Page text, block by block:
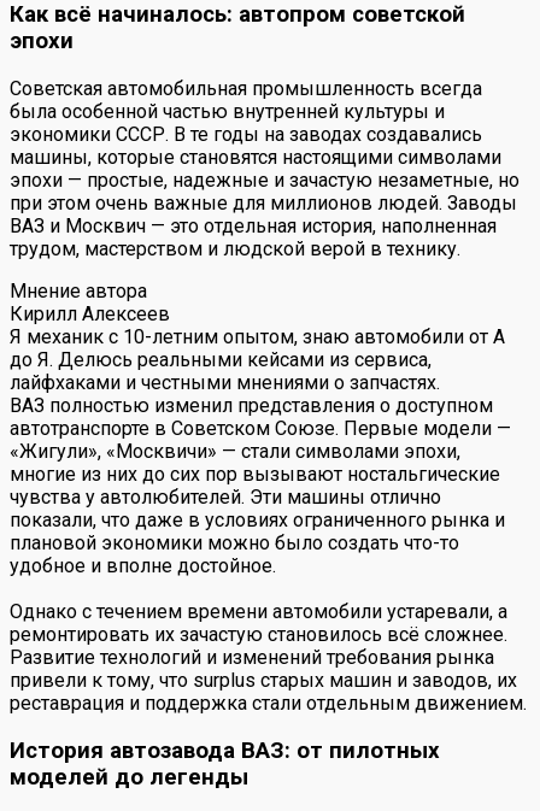
Как всё начиналось: автопром советской
эпохи
Советская автомобильная промышленность всегда
была особенной частью внутренней культуры и
экономики СССР. В те годы на заводах создавались
машины, которые становятся настоящими символами
эпохи — простые, надежные и зачастую незаметные, но
при этом очень важные для миллионов людей. Заводы
ВАЗ и Москвич — это отдельная история, наполненная
трудом, мастерством и людской верой в технику.
Мнение автора
Кирилл Алексеев
Я механик с 10-летним опытом, знаю автомобили от А
до Я. Делюсь реальными кейсами из сервиса,
лайфхаками и честными мнениями о запчастях.
ВАЗ полностью изменил представления о доступном
автотранспорте в Советском Союзе. Первые модели —
«Жигули», «Москвичи» — стали символами эпохи,
многие из них до сих пор вызывают ностальгические
чувства у автолюбителей. Эти машины отлично
показали, что даже в условиях ограниченного рынка и
плановой экономики можно было создать что-то
удобное и вполне достойное.
Однако с течением времени автомобили устаревали, а
ремонтировать их зачастую становилось всё сложнее.
Развитие технологий и изменений требования рынка
привели к тому, что surplus старых машин и заводов, их
реставрация и поддержка стали отдельным движением.
История автозавода ВАЗ: от пилотных
моделей до легенды